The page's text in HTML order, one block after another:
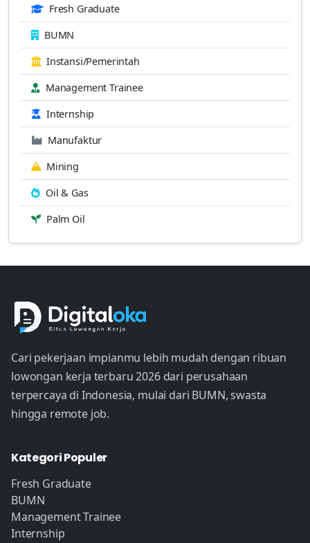
Fresh Graduate
BUMN
Instansi/Pemerintah
Management Trainee
Internship
Manufaktur
Mining
Oil & Gas
Palm Oil
Cari pekerjaan impianmu lebih mudah dengan ribuan
lowongan kerja terbaru 2026 dari perusahaan
terpercaya di Indonesia, mulai dari BUMN, swasta
hingga remote job.
Kategori Populer
Fresh Graduate
BUMN
Management Trainee
Internship